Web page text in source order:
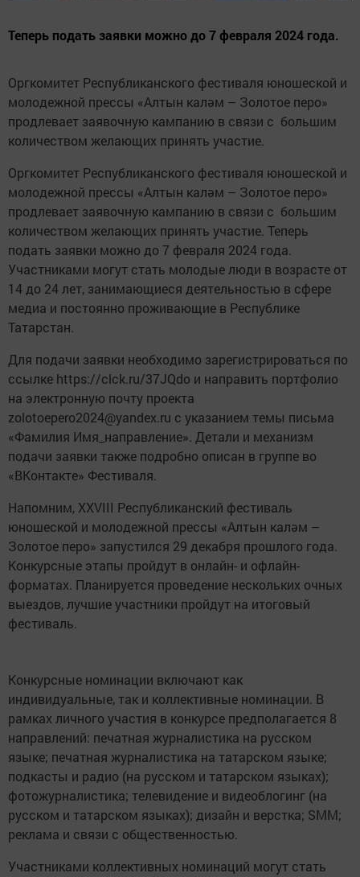
Теперь подать заявки можно до 7 февраля 2024 года.
Оргкомитет Республиканского фестиваля юношеской и
молодежной прессы «Алтын каләм – Золотое перо»
продлевает заявочную кампанию в связи с большим
количеством желающих принять участие.
Оргкомитет Республиканского фестиваля юношеской и
молодежной прессы «Алтын каләм – Золотое перо»
продлевает заявочную кампанию в связи с большим
количеством желающих принять участие. Теперь
подать заявки можно до 7 февраля 2024 года.
Участниками могут стать молодые люди в возрасте от
14 до 24 лет, занимающиеся деятельностью в сфере
медиа и постоянно проживающие в Республике
Татарстан.
Для подачи заявки необходимо зарегистрироваться по
ссылке https://clck.ru/37JQdo и направить портфолио
на электронную почту проекта
zolotoepero2024@yandex.ru с указанием темы письма
«Фамилия Имя_направление». Детали и механизм
подачи заявки также подробно описан в группе во
«ВКонтакте» Фестиваля.
Напомним, XXVIII Республиканский фестиваль
юношеской и молодежной прессы «Алтын каләм –
Золотое перо» запустился 29 декабря прошлого года.
Конкурсные этапы пройдут в онлайн- и офлайн-
форматах. Планируется проведение нескольких очных
выездов, лучшие участники пройдут на итоговый
фестиваль.
Конкурсные номинации включают как
индивидуальные, так и коллективные номинации. В
рамках личного участия в конкурсе предполагается 8
направлений: печатная журналистика на русском
языке; печатная журналистика на татарском языке;
подкасты и радио (на русском и татарском языках);
фотожурналистика; телевидение и видеоблогинг (на
русском и татарском языках); дизайн и верстка; SMM;
реклама и связи с общественностью.
Участниками коллективных номинаций могут стать